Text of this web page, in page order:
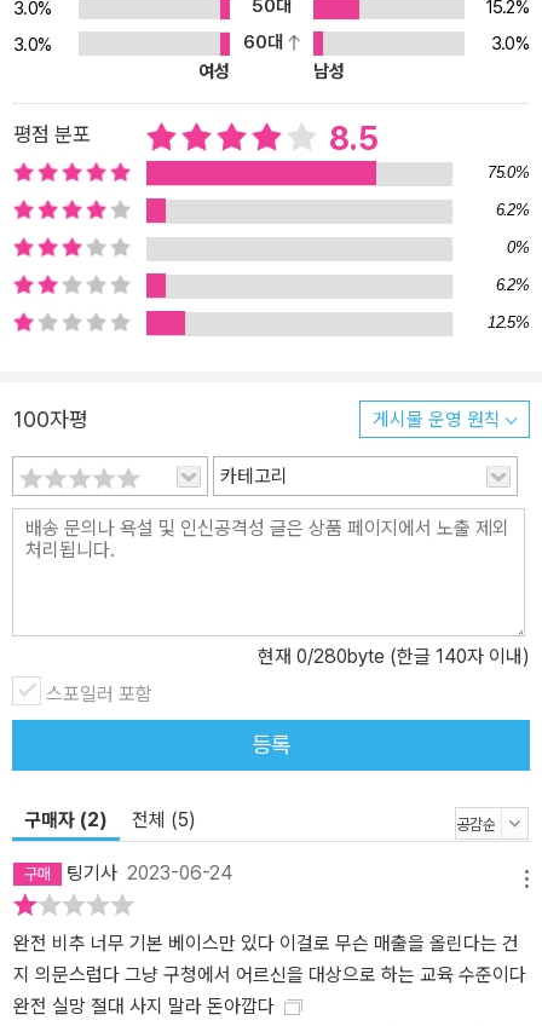
을 준비하고 진행하며 터득한 노하우를 특별부록에 아낌없이 담았습
니다. 라이브커머스를 시작할 때 필요한 것, 스튜디오 세팅 방법, 라이
브 방송 진행 팁 등을 소개합니다. 홍보 채널 다각화를 위해 라이브커
머스를 알아보거나 도전하고 싶다면 유용하게 참고합니다.
3.0%
50대
15.2%
3.0%
60대
3.0%
여성
남성
평점 분포 8.5
75.0%
6.2%
0%
6.2%
12.5%
100자평 게시물 운영 원칙
카테고리
현재 0/280byte (한글 140자 이내)
스포일러 포함
등록
구매자 (2) 전체 (5)
팅기사 2023-06-24
완전 비추 너무 기본 베이스만 있다 이걸로 무슨 매출을 올린다는 건
지 의문스럽다 그냥 구청에서 어르신을 대상으로 하는 교육 수준이다
완전 실망 절대 사지 말라 돈아깝다